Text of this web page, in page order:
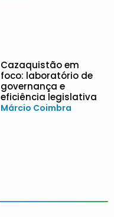
Cazaquistão em
foco: laboratório de
governança e
eficiência legislativa
Márcio Coimbra